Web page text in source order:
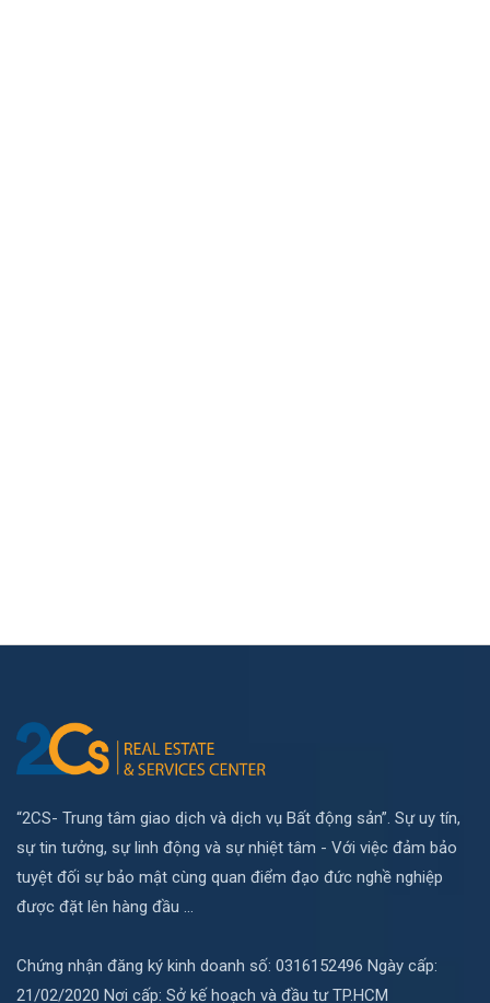
“2CS- Trung tâm giao dịch và dịch vụ Bất động sản”. Sự uy tín,
sự tin tưởng, sự linh động và sự nhiệt tâm - Với việc đảm bảo
tuyệt đối sự bảo mật cùng quan điểm đạo đức nghề nghiệp
được đặt lên hàng đầu ...
Chứng nhận đăng ký kinh doanh số: 0316152496 Ngày cấp:
21/02/2020 Nơi cấp: Sở kế hoạch và đầu tư TP.HCM